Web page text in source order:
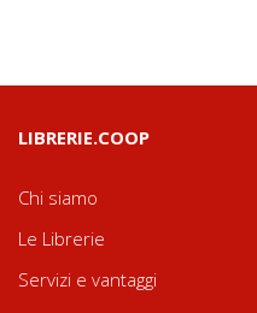
LIBRERIE.COOP
Chi siamo
Le Librerie
Servizi e vantaggi